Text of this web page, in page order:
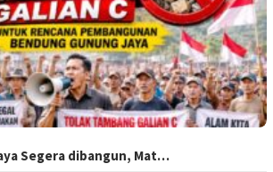
Segera dibangun, Mat…